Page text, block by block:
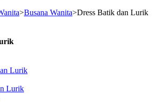
>Busana Wanita>Dress Batik dan Lurik
Lurik
Lurik